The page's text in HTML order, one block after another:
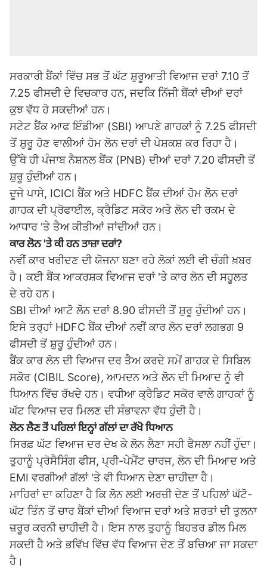
ਸਰਕਾਰੀ ਬੈਂਕਾਂ ਵਿੱਚ ਸਭ ਤੋਂ ਘੱਟ ਸ਼ੁਰੂਆਤੀ ਵਿਆਜ ਦਰਾਂ 7.10 ਤੋਂ
7.25 ਫੀਸਦੀ ਦੇ ਵਿਚਕਾਰ ਹਨ, ਜਦਕਿ ਨਿੱਜੀ ਬੈਂਕਾਂ ਦੀਆਂ ਦਰਾਂ
ਕੁਝ ਵੱਧ ਹੋ ਸਕਦੀਆਂ ਹਨ।
ਸਟੇਟ ਬੈਂਕ ਆਫ ਇੰਡੀਆ (SBI) ਆਪਣੇ ਗਾਹਕਾਂ ਨੂੰ 7.25 ਫੀਸਦੀ
ਤੋਂ ਸ਼ੁਰੂ ਹੋਣ ਵਾਲੀਆਂ ਹੋਮ ਲੋਨ ਦਰਾਂ ਦੀ ਪੇਸ਼ਕਸ਼ ਕਰ ਰਿਹਾ ਹੈ।
ਉੱਥੇ ਹੀ ਪੰਜਾਬ ਨੈਸ਼ਨਲ ਬੈਂਕ (PNB) ਦੀਆਂ ਦਰਾਂ 7.20 ਫੀਸਦੀ ਤੋਂ
ਸ਼ੁਰੂ ਹੁੰਦੀਆਂ ਹਨ।
ਦੂਜੇ ਪਾਸੇ, ICICI ਬੈਂਕ ਅਤੇ HDFC ਬੈਂਕ ਦੀਆਂ ਹੋਮ ਲੋਨ ਦਰਾਂ
ਗਾਹਕ ਦੀ ਪ੍ਰੋਫਾਈਲ, ਕ੍ਰੈਡਿਟ ਸਕੋਰ ਅਤੇ ਲੋਨ ਦੀ ਰਕਮ ਦੇ
ਆਧਾਰ 'ਤੇ ਤੈਅ ਕੀਤੀਆਂ ਜਾਂਦੀਆਂ ਹਨ।
ਕਾਰ ਲੋਨ 'ਤੇ ਕੀ ਹਨ ਤਾਜ਼ਾ ਦਰਾਂ?
ਨਵੀਂ ਕਾਰ ਖਰੀਦਣ ਦੀ ਯੋਜਨਾ ਬਣਾ ਰਹੇ ਲੋਕਾਂ ਲਈ ਵੀ ਚੰਗੀ ਖ਼ਬਰ
ਹੈ। ਕਈ ਬੈਂਕ ਆਕਰਸ਼ਕ ਵਿਆਜ ਦਰਾਂ 'ਤੇ ਕਾਰ ਲੋਨ ਦੀ ਸਹੂਲਤ
ਦੇ ਰਹੇ ਹਨ।
SBI ਦੀਆਂ ਆਟੋ ਲੋਨ ਦਰਾਂ 8.90 ਫੀਸਦੀ ਤੋਂ ਸ਼ੁਰੂ ਹੁੰਦੀਆਂ ਹਨ।
ਇਸੇ ਤਰ੍ਹਾਂ HDFC ਬੈਂਕ ਦੀਆਂ ਨਵੀਂ ਕਾਰ ਲੋਨ ਦਰਾਂ ਲਗਭਗ 9
ਫੀਸਦੀ ਤੋਂ ਸ਼ੁਰੂ ਹੁੰਦੀਆਂ ਹਨ।
ਬੈਂਕ ਕਾਰ ਲੋਨ ਦੀ ਵਿਆਜ ਦਰ ਤੈਅ ਕਰਦੇ ਸਮੇਂ ਗਾਹਕ ਦੇ ਸਿਬਿਲ
ਸਕੋਰ (CIBIL Score), ਆਮਦਨ ਅਤੇ ਲੋਨ ਦੀ ਮਿਆਦ ਨੂੰ ਵੀ
ਧਿਆਨ ਵਿੱਚ ਰੱਖਦੇ ਹਨ। ਵਧੀਆ ਕ੍ਰੈਡਿਟ ਸਕੋਰ ਵਾਲੇ ਗਾਹਕਾਂ ਨੂੰ
ਘੱਟ ਵਿਆਜ ਦਰ ਮਿਲਣ ਦੀ ਸੰਭਾਵਨਾ ਵੱਧ ਹੁੰਦੀ ਹੈ।
ਲੋਨ ਲੈਣ ਤੋਂ ਪਹਿਲਾਂ ਇਨ੍ਹਾਂ ਗੱਲਾਂ ਦਾ ਰੱਖੋ ਧਿਆਨ
ਸਿਰਫ਼ ਘੱਟ ਵਿਆਜ ਦਰ ਦੇਖ ਕੇ ਲੋਨ ਲੈਣਾ ਸਹੀ ਫੈਸਲਾ ਨਹੀਂ ਹੁੰਦਾ।
ਤੁਹਾਨੂੰ ਪ੍ਰੋਸੈਸਿੰਗ ਫੀਸ, ਪ੍ਰੀ-ਪੇਮੈਂਟ ਚਾਰਜ, ਲੋਨ ਦੀ ਮਿਆਦ ਅਤੇ
EMI ਵਰਗੀਆਂ ਗੱਲਾਂ 'ਤੇ ਵੀ ਧਿਆਨ ਦੇਣਾ ਚਾਹੀਦਾ ਹੈ।
ਮਾਹਿਰਾਂ ਦਾ ਕਹਿਣਾ ਹੈ ਕਿ ਲੋਨ ਲਈ ਅਰਜ਼ੀ ਦੇਣ ਤੋਂ ਪਹਿਲਾਂ ਘੱਟੋ-
ਘੱਟ ਤਿੰਨ ਤੋਂ ਚਾਰ ਬੈਂਕਾਂ ਦੀਆਂ ਵਿਆਜ ਦਰਾਂ ਅਤੇ ਸ਼ਰਤਾਂ ਦੀ ਤੁਲਨਾ
ਜ਼ਰੂਰ ਕਰਨੀ ਚਾਹੀਦੀ ਹੈ। ਇਸ ਨਾਲ ਤੁਹਾਨੂੰ ਬਿਹਤਰ ਡੀਲ ਮਿਲ
ਸਕਦੀ ਹੈ ਅਤੇ ਭਵਿੱਖ ਵਿੱਚ ਵੱਧ ਵਿਆਜ ਦੇਣ ਤੋਂ ਬਚਿਆ ਜਾ ਸਕਦਾ
ਹੈ।